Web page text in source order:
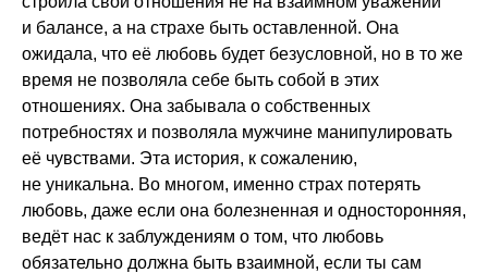
и балансе, а на страхе быть оставленной. Она
ожидала, что её любовь будет безусловной, но в то же
время не позволяла себе быть собой в этих
отношениях. Она забывала о собственных
потребностях и позволяла мужчине манипулировать
её чувствами. Эта история, к сожалению,
не уникальна. Во многом, именно страх потерять
любовь, даже если она болезненная и односторонняя,
ведёт нас к заблуждениям о том, что любовь
обязательно должна быть взаимной, если ты сам